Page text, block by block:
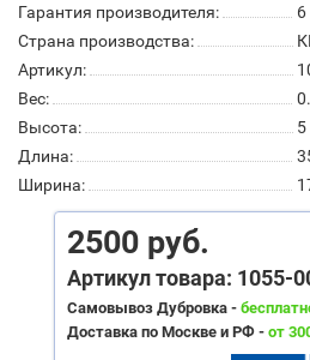
Гарантия производителя:
Страна производства:
Артикул:
Вес:
Высота:
5
Длина:
Ширина:
2500 руб.
Артикул товара: 1055-
Самовывоз Дубровка -
Доставка по Москве и РФ - от